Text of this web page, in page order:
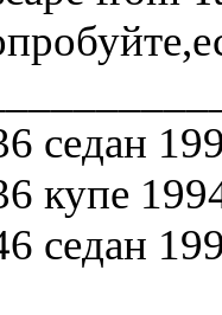
седан
купе
седан